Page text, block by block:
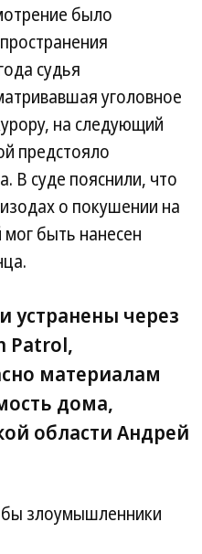
было
судья
уголовное
на следующий
предстояло
В суде пояснили, что
о покушении на
быть нанесен
устранены через
Patrol,
материалам
дома,
области Андрей
бы злоумышленники